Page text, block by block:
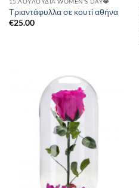
Τριαντάφυλλα σε κουτί αθήνα
€25.00